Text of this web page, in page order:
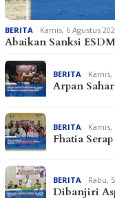
BERITA Kamis, 6 Agustus
Abaikan Sanksi
BERITA Kamis,
Arpan
BERITA Kamis,
Fhatia
BERITA Rabu,
Dibanjiri